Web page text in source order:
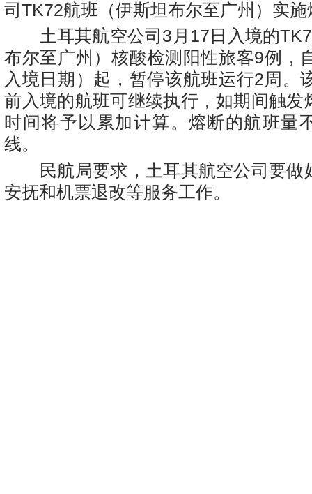
司TK72航班（伊斯坦布尔至广州）实
土耳其航空公司3月17日入境的
布尔至广州）核酸检测阳性旅客9例，
入境日期）起，暂停该航班运行2周。
前入境的航班可继续执行，如期间触发
时间将予以累加计算。熔断的航班量
线。
民航局要求，土耳其航空公司要做
安抚和机票退改等服务工作。